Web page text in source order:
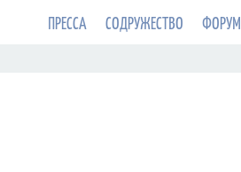
ПРЕССА СОДРУЖЕСТВО ФОРУМ